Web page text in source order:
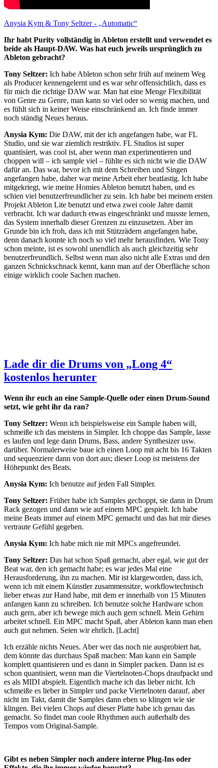
Anysia Kym & Tony Seltzer - „Automatic“
Ihr habt Purity vollständig in Ableton erstellt und verwendet es
beide als Haupt-DAW. Was hat euch jeweils ursprünglich zu
Ableton gebracht?
Tony Seltzer: Ich habe Ableton schon sehr früh auf meinem Weg
als Producer kennengelernt und es war sehr offensichtlich, dass es
für mich die richtige DAW war. Man hat eine Menge Flexibilität
von Genre zu Genre, man kann so viel oder so wenig machen, und
es fühlt sich in keiner Weise einschränkend an. Ich finde immer
noch ständig Neues heraus.
Anysia Kym: Die DAW, mit der ich angefangen habe, war FL
Studio, und sie war ziemlich restriktiv. FL Studios ist super
quantisiert, was cool ist, aber wenn man experimentieren und
choppen will – ich sample viel – fühlte es sich nicht wie die DAW
dafür an. Das war, bevor ich mit dem Schreiben und Singen
angefangen habe, daher war meine Arbeit eher beatlastig. Ich habe
mitgekriegt, wie meine Homies Ableton benutzt haben, und es
schien viel benutzerfreundlicher zu sein. Ich habe bei meinem ersten
Projekt Ableton Lite benutzt und etwa zwei coole Jahre damit
verbracht. Ich war dadurch etwas eingeschränkt und musste lernen,
das System innerhalb dieser Grenzen zu einzusetzen. Aber im
Grunde bin ich froh, dass ich mit Stützrädern angefangen habe,
denn danach konnte ich noch so viel mehr herausfinden. Wie Tony
schon meinte, ist es sowohl unendlich als auch gleichzeitig sehr
benutzerfreundlich. Selbst wenn man also nicht alle Extras und den
ganzen Schnickschnack kennt, kann man auf der Oberfläche schon
einige wirklich coole Sachen machen.
Lade dir die Drums von „Long 4“
kostenlos herunter
Wenn ihr euch an eine Sample-Quelle oder einen Drum-Sound
setzt, wie geht ihr da ran?
Tony Seltzer: Wenn ich beispielsweise ein Sample haben will,
schmeiße ich das meistens in Simpler. Ich choppe das Sample, lasse
es laufen und lege dann Drums, Bass, andere Synthesizer usw.
darüber. Normalerweise baue ich einen Loop mit acht bis 16 Takten
und sequenziere dann von dort aus; dieser Loop ist meistens der
Höhepunkt des Beats.
Anysia Kym: Ich benutze auf jeden Fall Simpler.
Tony Seltzer: Früher habe ich Samples gechoppt, sie dann in Drum
Rack gezogen und dann wie auf einem MPC gespielt. Ich habe
meine Beats immer auf einem MPC gemacht und das hat mir dieses
vertraute Gefühl gegeben.
Anysia Kym: Ich habe mich nie mit MPCs angefreundet.
Tony Seltzer: Das hat schon Spaß gemacht, aber egal, wie gut der
Beat war, den ich gemacht habe; es war jedes Mal eine
Herausforderung, ihn zu machen. Mir ist klargeworden, dass ich,
wenn ich mit einem Künstler zusammensitze, workflowtechnisch
lieber etwas zur Hand habe, mit dem er innerhalb von 15 Minuten
anfangen kann zu schreiben. Ich benutze solche Hardware schon
auch gern, aber ich bewege mich auch gern schnell. Mein Gehirn
arbeitet schnell. Ein MPC macht Spaß, aber Ableton kann man eben
auch gut nehmen. Seien wir ehrlich. [Lacht]
Ich erzähle nichts Neues. Aber wer das noch nie ausprobiert hat,
dem könnte das durchaus Spaß machen: Man kann ein Sample
komplett quantisieren und es dann in Simpler packen. Dann ist es
schon quantisiert, wenn man die Viertelnoten-Chops draufpackt und
es als MIDI abspielt. Eigentlich mache ich das lieber nicht. Ich
schmeiße es lieber in Simpler und packe Viertelnoten darauf, aber
nicht im Takt, damit die Samples dann eben so klingen wie sie
klingen. Bei vielen Chops auf dieser Platte habe ich genau das
gemacht. So findet man coole Rhythmen auch außerhalb des
Tempos vom Original-Sample.
Gibt es neben Simpler noch andere interne Plug-Ins oder